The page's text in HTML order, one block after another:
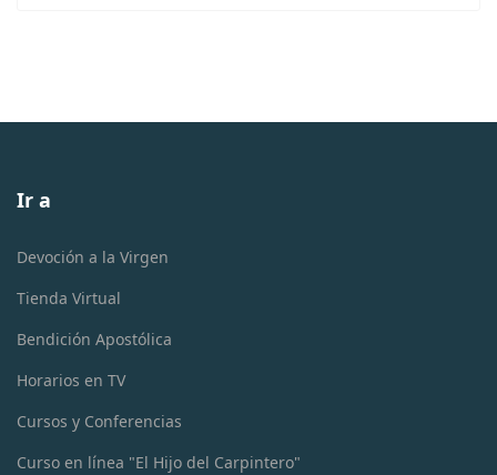
Ir a
Devoción a la Virgen
Tienda Virtual
Bendición Apostólica
Horarios en TV
Cursos y Conferencias
Curso en línea "El Hijo del Carpintero"